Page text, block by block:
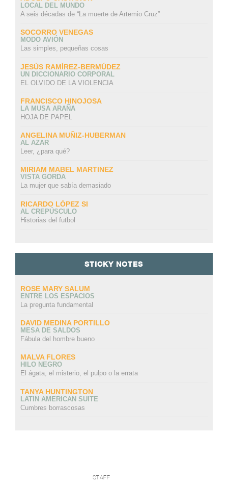
LOCAL DEL MUNDO
A seis décadas de “La muerte de Artemio Cruz”
SOCORRO VENEGAS
MODO AVIÓN
Las simples, pequeñas cosas
JESÚS RAMÍREZ-BERMÚDEZ
UN DICCIONARIO CORPORAL
EL OLVIDO DE LA VIOLENCIA
FRANCISCO HINOJOSA
LA MUSA ARAÑA
HOJA DE PAPEL
ANGELINA MUÑIZ-HUBERMAN
AL AZAR
Leer, ¿para qué?
MIRIAM MABEL MARTINEZ
VISTA GORDA
La mujer que sabía demasiado
RICARDO LÓPEZ SI
AL CREPÚSCULO
Historias del futbol
STICKY NOTES
ROSE MARY SALUM
ENTRE LOS ESPACIOS
La pregunta fundamental
DAVID MEDINA PORTILLO
MESA DE SALDOS
Fábula del hombre bueno
MALVA FLORES
HILO NEGRO
El ágata, el misterio, el pulpo o la errata
TANYA HUNTINGTON
LATIN AMERICAN SUITE
Cumbres borrascosas
STAFF